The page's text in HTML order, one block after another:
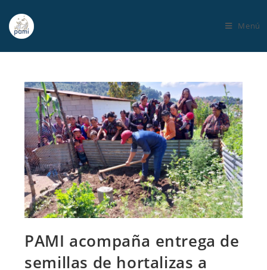
Menú
PAMI acompaña entrega de
semillas de hortalizas a